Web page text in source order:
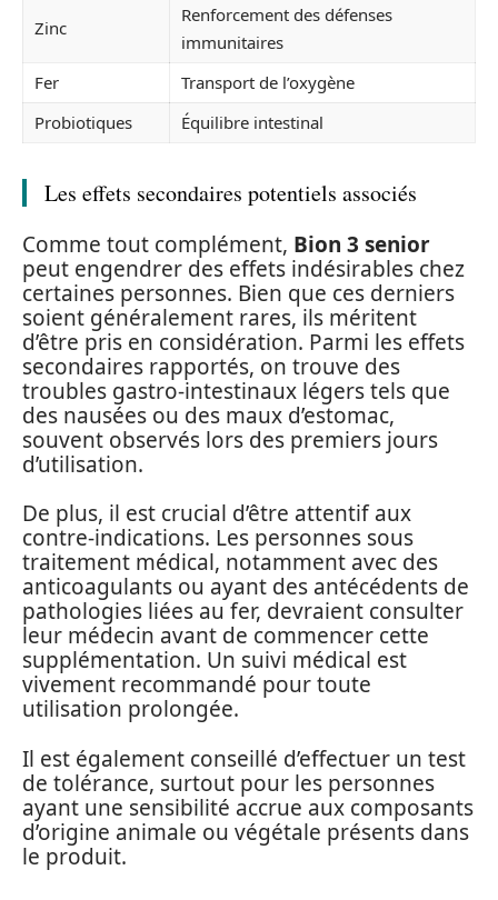
Zinc
Renforcement des défenses
immunitaires
Fer
Transport de l’oxygène
Probiotiques
Équilibre intestinal
Les effets secondaires potentiels associés
Comme tout complément, Bion 3 senior
peut engendrer des effets indésirables chez
certaines personnes. Bien que ces derniers
soient généralement rares, ils méritent
d’être pris en considération. Parmi les effets
secondaires rapportés, on trouve des
troubles gastro-intestinaux légers tels que
des nausées ou des maux d’estomac,
souvent observés lors des premiers jours
d’utilisation.
De plus, il est crucial d’être attentif aux
contre-indications. Les personnes sous
traitement médical, notamment avec des
anticoagulants ou ayant des antécédents de
pathologies liées au fer, devraient consulter
leur médecin avant de commencer cette
supplémentation. Un suivi médical est
vivement recommandé pour toute
utilisation prolongée.
Il est également conseillé d’effectuer un test
de tolérance, surtout pour les personnes
ayant une sensibilité accrue aux composants
d’origine animale ou végétale présents dans
le produit.